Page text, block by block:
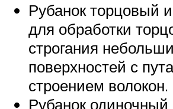
Рубанок торцовый
для обработки
строгания
поверхностей с
строением волокон.
Рубанок одиночный